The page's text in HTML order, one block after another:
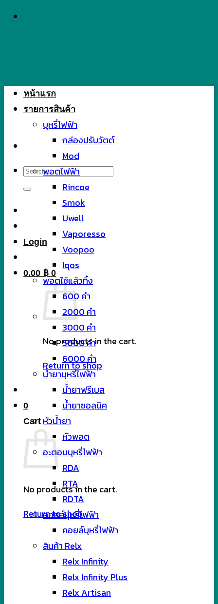
Skip
Search
for:
Login
0.00 ฿ 0
No products in the cart.
Return to shop
0
Cart
No products in the cart.
Return to shop
หน้าแรก
รายการสินค้า
บุหรี่ไฟฟ้า
กล่องปรับวัตต์
Mod
พอตไฟฟ้า
Rincoe
Smok
Uwell
Vaporesso
Voopoo
Iqos
พอตใช้แล้วทิ้ง
600 คำ
2000 คำ
3000 คำ
5000 คำ
6000 คำ
น้ำยาบุหรี่ไฟฟ้า
น้ำยาฟรีเบส
น้ำยาซอลนิค
หัวน้ำยา
หัวพอต
อะตอมบุหรี่ไฟฟ้า
RDA
RTA
RDTA
คอยล์บุหรี่ไฟฟ้า
คอยล์บุหรี่ไฟฟ้า
สินค้า Relx
Relx Infinity
Relx Infinity Plus
Relx Artisan